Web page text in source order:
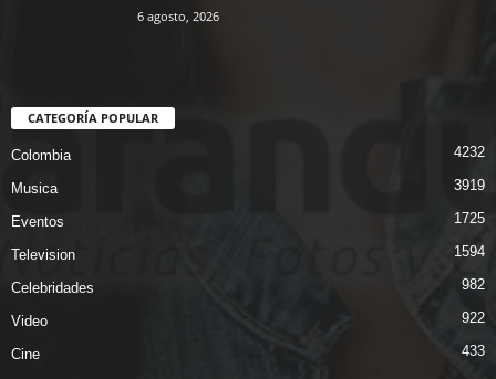
6 agosto, 2026
CATEGORÍA POPULAR
Colombia 4232
Musica 3919
Eventos 1725
Television 1594
Celebridades 982
Video 922
Cine 433